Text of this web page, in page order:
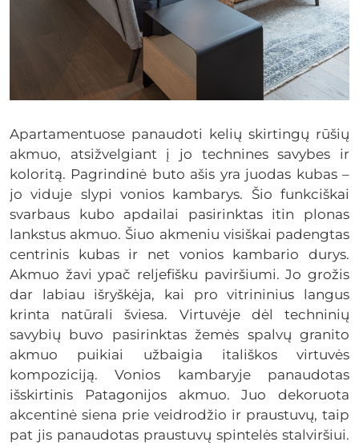
Apartamentuose panaudoti kelių skirtingų rūšių
akmuo, atsižvelgiant į jo technines savybes ir
koloritą. Pagrindinė buto ašis yra juodas kubas –
jo viduje slypi vonios kambarys. Šio funkciškai
svarbaus kubo apdailai pasirinktas itin plonas
lankstus akmuo. Šiuo akmeniu visiškai padengtas
centrinis kubas ir net vonios kambario durys.
Akmuo žavi ypač reljefišku paviršiumi. Jo grožis
dar labiau išryškėja, kai pro vitrininius langus
krinta natūrali šviesa. Virtuvėje dėl techninių
savybių buvo pasirinktas žemės spalvų granito
akmuo puikiai užbaigia itališkos virtuvės
kompoziciją. Vonios kambaryje panaudotas
išskirtinis Patagonijos akmuo. Juo dekoruota
akcentinė siena prie veidrodžio ir praustuvų, taip
pat jis panaudotas praustuvų spintelės stalviršiui.